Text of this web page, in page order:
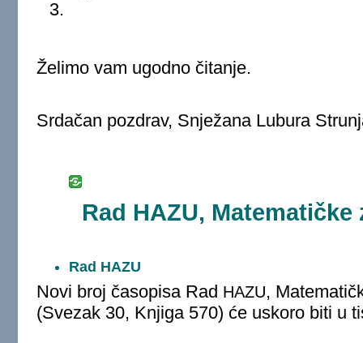
Želimo vam ugodno čitanje.
Srdačan pozdrav, Snježana Lubura
Rad HAZU,
Rad HAZU
Novi broj časopisa Rad HAZU,
(Svezak 30, Knjiga 570) će uskoro biti u